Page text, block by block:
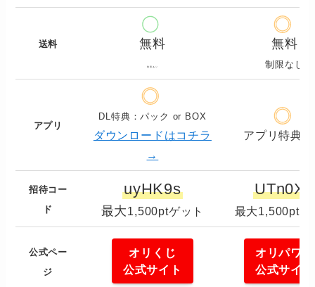
送料 無料
制限あり
無料
制限なし
アプリ
DL特典：パック or BOX
ダウンロードはコチラ
→
アプリ特典
招待コー
ド
uyHK9s
最大1,500ptゲット
UTn0XF
最大1,500ptゲ
公式ペー
ジ
オリくじ
公式サイト
オリパワン
公式サイト